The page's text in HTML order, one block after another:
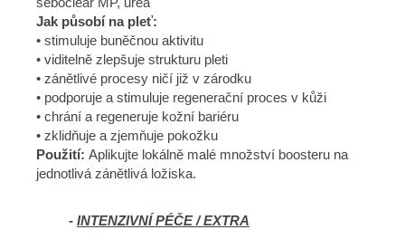
Jak působí na pleť:
• stimuluje buněčnou aktivitu
• viditelně zlepšuje strukturu pleti
• zánětlivé procesy ničí již v zárodku
• podporuje a stimuluje regenerační proces v kůži
• chrání a regeneruje kožní bariéru
• zklidňuje a zjemňuje pokožku
Použití: Aplikujte lokálně malé množství boosteru na
jednotlivá zánětlivá ložiska.
- INTENZIVNÍ PÉČE / EXTRA